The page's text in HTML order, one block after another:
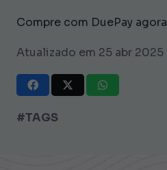
Compre com DuePay agora
Atualizado em 25 abr 2025
#TAGS